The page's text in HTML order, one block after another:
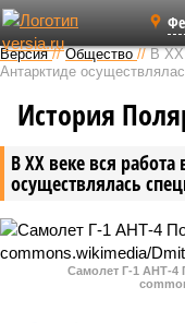
Версия //Общество //В ХХ
Антарктиде
В ХХ веке вся
осуществлялась
История
Самолет Г-1 АНТ-4